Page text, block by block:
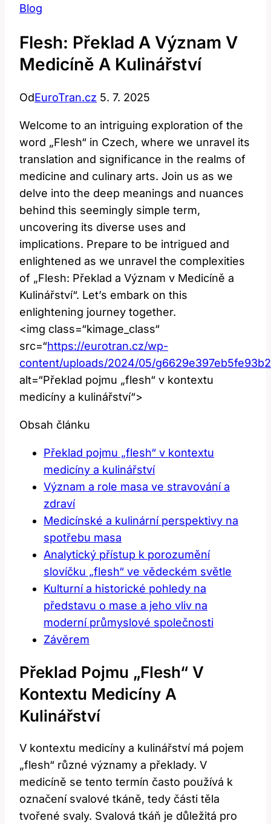
Blog
Flesh: Překlad A Význam V
Medicíně A Kulinářství
OdEuroTran.cz 5. 7. 2025
Welcome to an intriguing exploration of the
word „Flesh“ in Czech, where we unravel its
translation and significance in the realms of
medicine and culinary arts. Join us as we
delve into the deep meanings and nuances
behind this seemingly simple term,
uncovering its diverse uses and
implications. Prepare to be intrigued and
enlightened as we unravel the complexities
of „Flesh: Překlad a Význam v Medicíně a
Kulinářství“. Let’s embark on this
enlightening journey together.
<img class=“kimage_class“
src=“https://eurotran.cz/wp-
content/uploads/2024/05/
alt=“Překlad pojmu „flesh“ v kontextu
medicíny a kulinářství“>
Obsah článku
Překlad pojmu „flesh“ v kontextu
medicíny a kulinářství
Význam a role masa ve stravování a
zdraví
Medicínské a kulinární perspektivy na
spotřebu masa
Analytický přístup k porozumění
slovíčku „flesh“ ve vědeckém světle
Kulturní a historické pohledy na
představu o mase a jeho vliv na
moderní průmyslové společnosti
Závěrem
Překlad Pojmu „flesh“ V
Kontextu Medicíny A
Kulinářství
V kontextu medicíny a kulinářství má pojem
„flesh“ různé významy a překlady. V
medicíně se tento termín často používá k
označení svalové tkáně, tedy části těla
tvořené svaly. Svalová tkáň je důležitá pro